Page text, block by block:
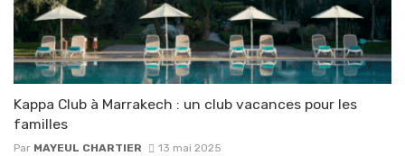
Kappa Club à Marrakech : un club vacances pour les
familles
Par MAYEUL CHARTIER 13 mai 2025